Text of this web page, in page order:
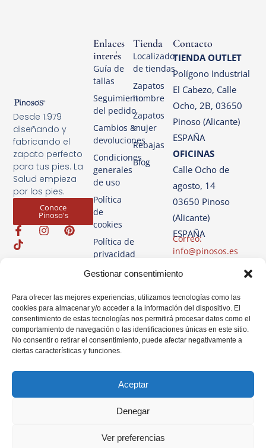
Gestionar consentimiento
Para ofrecer las mejores experiencias, utilizamos tecnologías como las
cookies para almacenar y/o acceder a la información del dispositivo. El
consentimiento de estas tecnologías nos permitirá procesar datos como el
comportamiento de navegación o las identificaciones únicas en este sitio.
No consentir o retirar el consentimiento, puede afectar negativamente a
ciertas características y funciones.
Aceptar
Denegar
Ver preferencias
Desde 1.979
diseñando y
fabricando el
zapato perfecto
para tus pies. La
Salud empieza
por los pies.
Conoce
Pinoso's
Tienda
Localizador
de tiendas
Zapatos
hombre
Zapatos
mujer
Rebajas
Blog
Enlaces
interés
Guía de
tallas
Seguimiento
del pedido
Cambios &
devoluciones
Condiciones
generales
de uso
Política
de
cookies
Política de
privacidad
Aviso
Contacto
TIENDA OUTLET
Polígono Industrial
El Cabezo, Calle
Ocho, 2B, 03650
Pinoso (Alicante)
ESPAÑA
OFICINAS
Calle Ocho de
agosto, 14
03650 Pinoso
(Alicante)
ESPAÑA
Correo:
info@pinosos.es
Teléfono: +34 96 69
70 274
+34 670 387 812
(sólo Whatsapp)
Horario: Lun-Vie de
07:00h a 14:00h